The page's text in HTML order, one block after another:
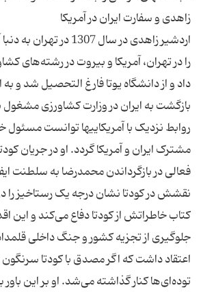
اردشیر زاهدی در سال
را در تهران، آمریکا و بیروت در رشته‌های
داد و از دانشگاه یوتا فارغ التحصیل شد و
بازگشت به ایران در وزارت کشاورزی
روابط نزدیک با آمریکاییها توانست
فعالی در بازگرداندن محمدرضا به سلطنت
نقشش در کودتا نشان درجه یک رستاخیز را
کتاب خاطراتش از کودتا دفاع می‌کند و این
جلوگیری از تجزیه کشور و جنگ داخلی
اعتقاد داشت که اگر مصدق با کودتا
توده‌ای‌ها کنار گذاشته می‌شد. او بر این